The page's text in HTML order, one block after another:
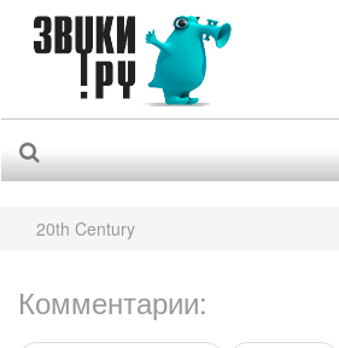
20th Century
Комментарии: